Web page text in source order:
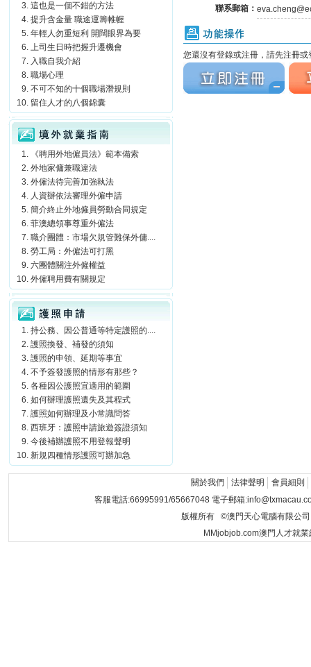
聯系郵箱：
功能操作
您還沒有登錄或注冊，請先注冊
立刻注冊
立刻
這也是一個不錯的方法
提升含金量 職途運籌帷幄
年輕人勿重短利 開闊眼界為要
上司生日時把握升遷機會
入職自我介紹
職場心理
不可不知的十個職場潛規則
留住人才的八個錦囊
境外就業指南
《聘用外地僱員法》範本備索
外地家傭兼職違法
外僱法待完善加強執法
人資辦依法審理外僱申請
簡介終止外地僱員勞動合同規定
菲澳總領事尊重外僱法
職介團體：市場欠規管難保外傭....
勞工局：外僱法可打黑
六團體關注外僱權益
外僱聘用費有關規定
護照申請
持公務、因公普通等特定護照的....
護照換發、補發的須知
護照的申領、延期等事宜
不予簽發護照的情形有那些？
各種因公護照宜適用的範圍
如何辦理護照遺失及其程式
護照如何辦理及小常識問答
西班牙：護照申請旅遊簽證須知
今後補辦護照不用登報聲明
新規四種情形護照可辦加急
關於我們 法律聲明
會員細則
客服電話:66995991/65667048 電子郵箱
版權所有 ©澳門天心電腦有限公
MMjobjob.com澳門人才就